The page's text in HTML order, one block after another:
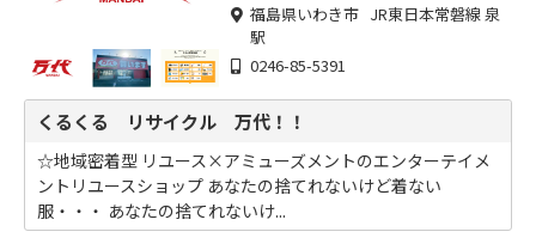
福島県いわき市 JR東日本常磐線 泉
駅
0246-85-5391
くるくる リサイクル 万代！！
☆地域密着型 リユース×アミューズメントのエンターテイメ
ントリユースショップ あなたの捨てれないけど着ない
服・・・ あなたの捨てれないけ...